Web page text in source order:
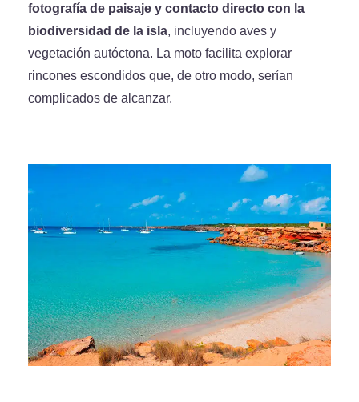
fotografía de paisaje y contacto directo con la
biodiversidad de la isla, incluyendo aves y
vegetación autóctona. La moto facilita explorar
rincones escondidos que, de otro modo, serían
complicados de alcanzar.